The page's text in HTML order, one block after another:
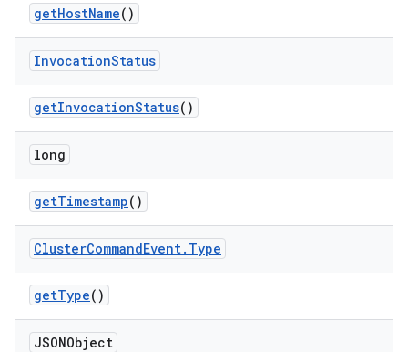
getHostName()
InvocationStatus
getInvocationStatus()
long
getTimestamp()
ClusterCommandEvent. Type
getType()
JSONObject